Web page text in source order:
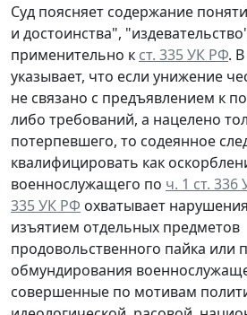
Суд поясняет содержание
и достоинства",
применительно к ст. 335 УК РФ.
указывает, что если унижение
не связано с предъявлением к
либо требований, а нацелено
потерпевшего, то содеянное
квалифицировать как
военнослужащего по ч. 1 ст. 336
335 УК РФ охватывает
изъятием отдельных предметов
продовольственного пайка или
обмундирования
совершенные по мотивам